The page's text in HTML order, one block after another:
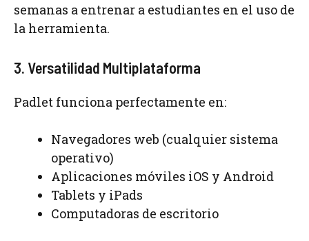
semanas a entrenar a estudiantes en el uso de
la herramienta.
3. Versatilidad Multiplataforma
Padlet funciona perfectamente en:
Navegadores web (cualquier sistema
operativo)
Aplicaciones móviles iOS y Android
Tablets y iPads
Computadoras de escritorio